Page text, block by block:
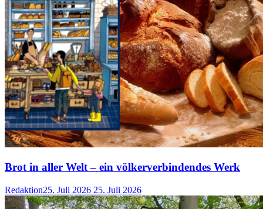
Brot in aller Welt – ein völkerverbindendes Werk
Redaktion25. Juli 2026 25. Juli 2026